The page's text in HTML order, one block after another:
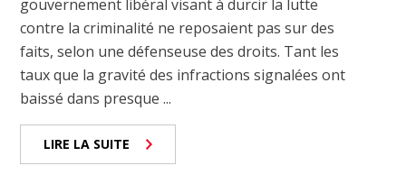
gouvernement libéral visant à durcir la lutte
contre la criminalité ne reposaient pas sur des
faits, selon une défenseuse des droits. Tant les
taux que la gravité des infractions signalées ont
baissé dans presque ...
LIRE LA SUITE